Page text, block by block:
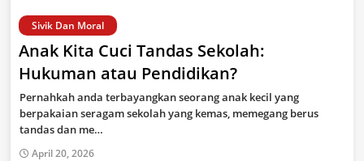
Sivik Dan Moral
Anak Kita Cuci Tandas Sekolah:
Hukuman atau Pendidikan?
Pernahkah anda terbayangkan seorang anak kecil yang
berpakaian seragam sekolah yang kemas, memegang berus
tandas dan me…
April 20, 2026